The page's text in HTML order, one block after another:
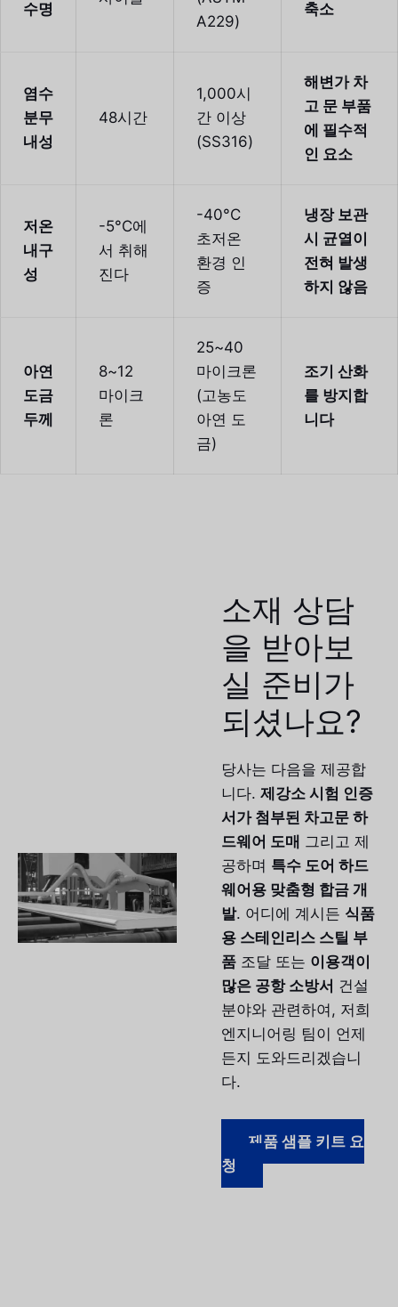
수명
A229)
축소
염수
분무
내성
48시간
1,000시
간 이상
(SS316)
해변가 차
고 문 부품
에 필수적
인 요소
저온
내구
성
-5°C에
서 취해
진다
-40°C
초저온
환경 인
증
냉장 보관
시 균열이
전혀 발생
하지 않음
아연
도금
두께
8~12
마이크
론
25~40
마이크론
(고농도
아연 도
금)
조기 산화
를 방지합
니다
소재 상담
을 받아보
실 준비가
되셨나요?
당사는 다음을 제공합
니다. 제강소 시험 인증
서가 첨부된 차고문 하
드웨어 도매 그리고 제
공하며 특수 도어 하드
웨어용 맞춤형 합금 개
발. 어디에 계시든 식품
용 스테인리스 스틸 부
품 조달 또는 이용객이
많은 공항 소방서 건설
분야와 관련하여, 저희
엔지니어링 팀이 언제
든지 도와드리겠습니
다.
제품 샘플 키트 요
청